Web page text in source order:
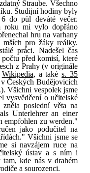
Straube. Všechno
Studijní hodiny byly
do půl deváté večer.
roku mi vylo dopřáno
hru na varhany
mších pro žáky reálky.
práci. Nadešel čas
před komisí, které
z Prahy (v originále
Wikipedia, a takés. 35
Českých Budějovicích
Všichni vespolek jsme
vysvědčení o učitelské
poslední věta na
Unterlehrer an einer
empfohlen zu werden."
jako podučitel na
Všichni jsme se
si navzájem ruce na
ústav a s ním i
kde nás v drahém
a sourozenci.